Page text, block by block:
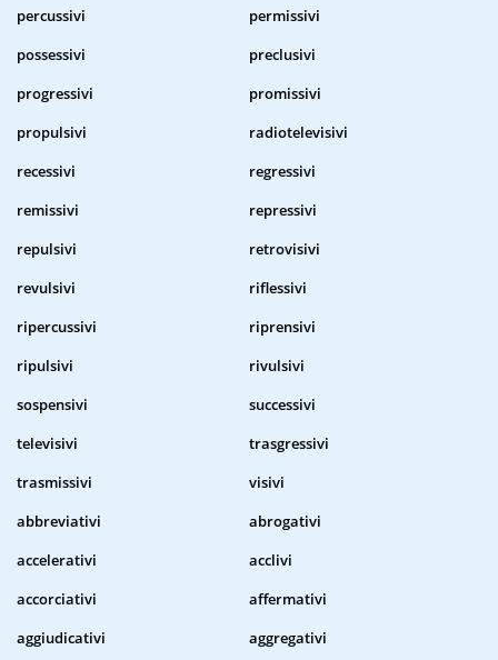
percussivi
permissivi
possessivi
preclusivi
progressivi
promissivi
propulsivi
radiotelevisivi
recessivi
regressivi
remissivi
repressivi
repulsivi
retrovisivi
revulsivi
riflessivi
ripercussivi
riprensivi
ripulsivi
rivulsivi
sospensivi
successivi
televisivi
trasgressivi
trasmissivi
visivi
abbreviativi
abrogativi
accelerativi
acclivi
accorciativi
affermativi
aggiudicativi
aggregativi